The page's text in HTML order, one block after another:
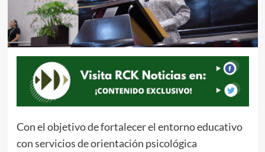
Con el objetivo de fortalecer el entorno educativo
con servicios de orientación psicológica